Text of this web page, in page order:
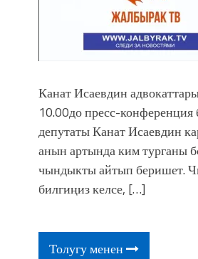
Канат Исаевдин
10.00до пресс-
депутаты Канат Исаевдин
анын артында ким турганы
чындыкты айтып беришет.
билгиңиз келсе, […]
Толугу менен